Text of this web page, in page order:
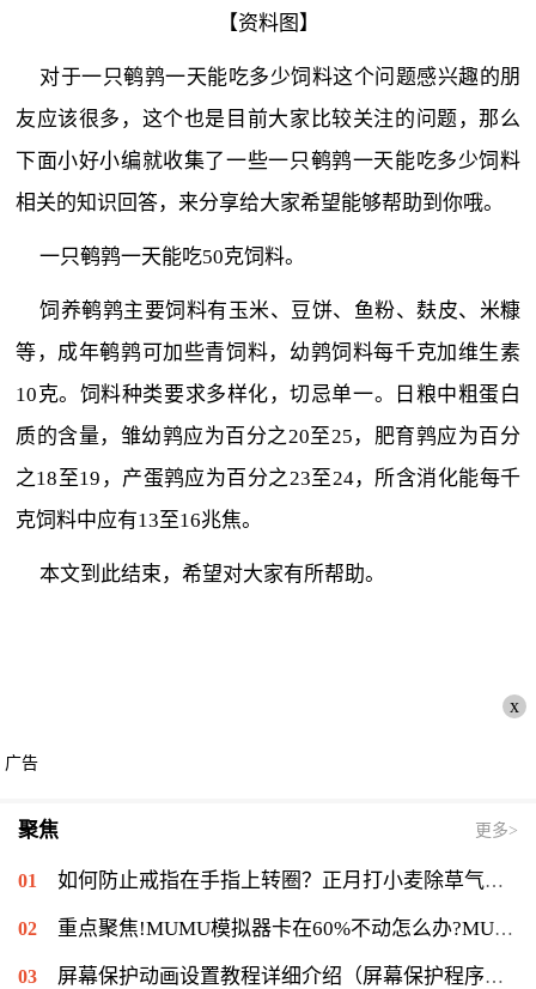
【资料图】
对于一只鹌鹑一天能吃多少饲料这个问题感兴趣的朋
友应该很多，这个也是目前大家比较关注的问题，那么
下面小好小编就收集了一些一只鹌鹑一天能吃多少饲料
相关的知识回答，来分享给大家希望能够帮助到你哦。
一只鹌鹑一天能吃50克饲料。
饲养鹌鹑主要饲料有玉米、豆饼、鱼粉、麸皮、米糠
等，成年鹌鹑可加些青饲料，幼鹑饲料每千克加维生素
10克。饲料种类要求多样化，切忌单一。日粮中粗蛋白
质的含量，雏幼鹑应为百分之20至25，肥育鹑应为百分
之18至19，产蛋鹑应为百分之23至24，所含消化能每千
克饲料中应有13至16兆焦。
本文到此结束，希望对大家有所帮助。
x
广告
聚焦 更多>
如何防止戒指在手指上转圈？正月打小麦除草气温多少能打？ 全球短讯
重点聚焦!MUMU模拟器卡在60%不动怎么办?MUMU模拟器卡在60%的解决流程
屏幕保护动画设置教程详细介绍（屏幕保护程序等待时间怎么设置）|当前速读